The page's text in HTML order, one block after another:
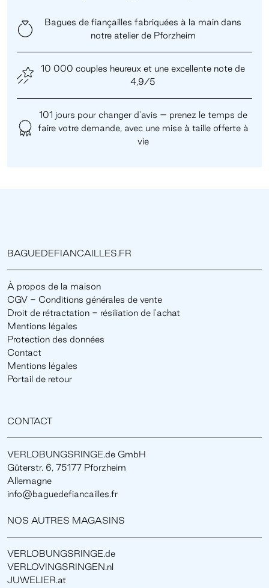
Bagues de fiançailles fabriquées à la main dans
notre atelier de Pforzheim
10 000 couples heureux et une excellente note de
4,9/5
101 jours pour changer d'avis – prenez le temps de
faire votre demande, avec une mise à taille offerte à
vie
BAGUEDEFIANCAILLES.FR
À propos de la maison
CGV - Conditions générales de vente
Droit de rétractation - résiliation de l'achat
Mentions légales
Protection des données
Contact
Mentions légales
Portail de retour
CONTACT
VERLOBUNGSRINGE.de GmbH
Güterstr. 6, 75177 Pforzheim
Allemagne
info@baguedefiancailles.fr
NOS AUTRES MAGASINS
VERLOBUNGSRINGE.de
VERLOVINGSRINGEN.nl
JUWELIER.at